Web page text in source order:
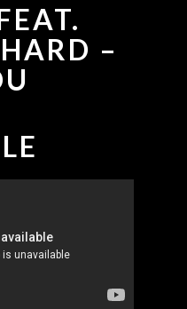
–